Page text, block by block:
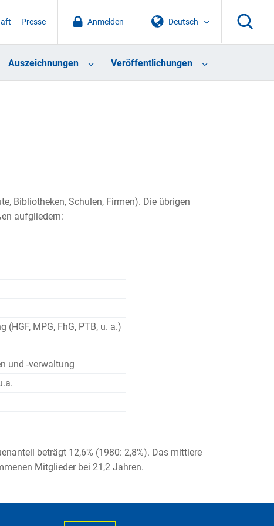
Deutsch
Anmelden
Presse
Auszeichnungen Veröffentlichungen
Bibliotheken, Schulen, Firmen). Die übrigen
aufgliedern:
MPG, FhG, PTB, u. a.)
und -verwaltung
beträgt 12,6% (1980: 2,8%). Das mittlere
Mitglieder bei 21,2 Jahren.